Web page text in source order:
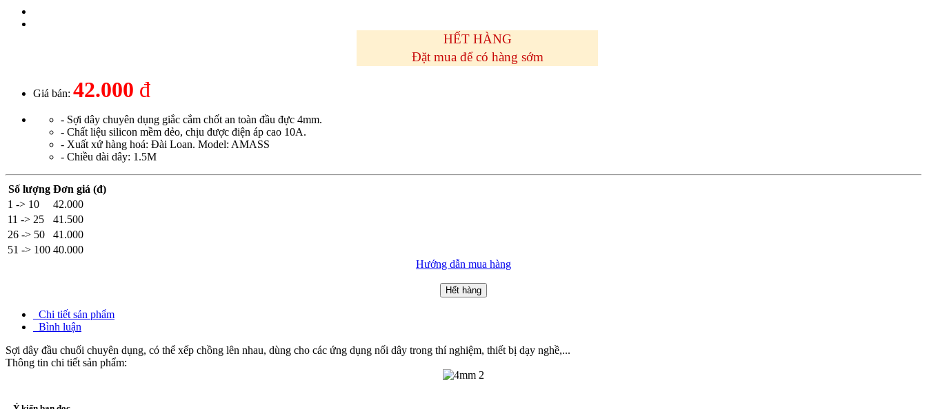
HẾT HÀNG
Đặt mua để có hàng sớm
Giá bán: 42.000 đ
- Sợi dây chuyên dụng giắc cắm chốt an toàn đầu đực 4mm.
- Chất liệu silicon mềm dẻo, chịu được điện áp cao 10A.
- Xuất xứ hàng hoá: Đài Loan. Model: AMASS
- Chiều dài dây: 1.5M
Số lượng Đơn giá (đ)
1 -> 10
42.000
11 -> 25
41.500
26 -> 50
41.000
51 -> 100 40.000
Hướng dẫn mua hàng
Hết hàng
Chi tiết sản phẩm
Bình luận
Sợi dây đầu chuối chuyên dụng, có thể xếp chồng lên nhau, dùng cho các ứng dụng nối dây trong thí nghiệm, thiết bị dạy nghề,...
Thông tin chi tiết sản phẩm: